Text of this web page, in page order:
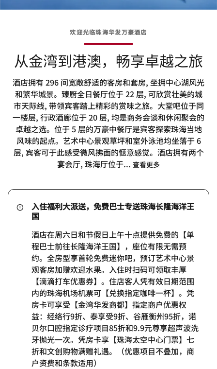
欢迎光临珠海华发万豪酒店
从金湾到港澳，畅享卓越之旅
酒店拥有 296 间宽敞舒适的客房和套房, 坐拥中心湖风光
和繁华城景。臻厨全日餐厅位于 22 层, 可欣赏壮美的城
市天际线, 带领宾客踏上精彩的赏味之旅。大堂吧位于同
一楼层, 行政酒廊位于 20 层, 均是商务会谈和休闲聚会的
卓越之选。位于 5 层的万豪中餐厅是宾客探索珠海当地
风味的起点。艺术中心景观草坪和室外泳池均坐落于 6
层, 宾客可于此感受微风拂面的惬意感觉。酒店拥有两个
宴会厅, 珠海厅位于... 查看更多
入住福利大派送，免费巴士专送珠海长隆海洋王
国
酒店在周六日和节假日上午十点提供免费的【单
程巴士前往长隆海洋王国】，座位有限无需预
约。全房型享首轮免费迷你吧，预订艺术中心景
观客房加赠欢迎水果。入住时扫码可领取丰厚
【滴滴打车优惠券】。住店客人凭有效日期范围
内的珠海机场机票可【兑换指定咖啡一杯】。凭
房卡可享受【金湾华发商都】指定商户优惠权
益：经络行9折、泰享受9折、谷雁衡州95折，诺
贝尔口腔指定诊疗项目85折和9.9元尊享超声波洗
牙抛光一次。凭房卡享【珠海太空中心门票】七
折和文创购物满赠礼遇。（优惠项目不叠加，商
户资费和条款适用）